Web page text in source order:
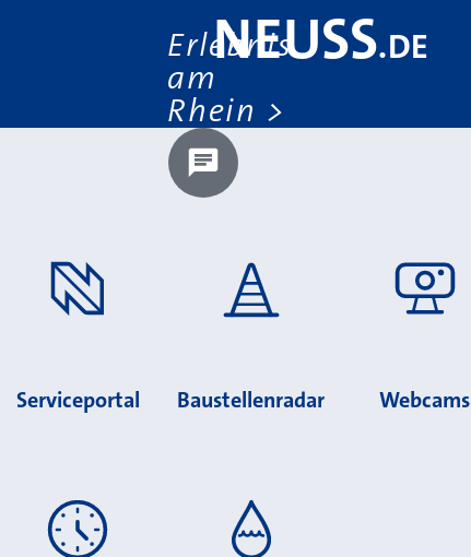
Erlebnis
am
Rhein
NEUSS.DE
Chatbot laden?
Serviceportal Baustellenradar Webcams